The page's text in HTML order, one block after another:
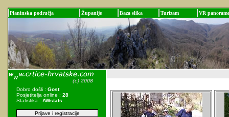
Planinska područja Županije Baza slika Turizam VR panorame
Dobro došli : Gost
Posjetitelja online : 28
Statistika : AWstats
Prijave i registracije